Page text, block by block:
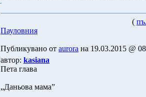
(
Пауловния
Публикувано от aurora на 19.03.2015 @
автор: kasiana
Пета глава
„Даньова мама”